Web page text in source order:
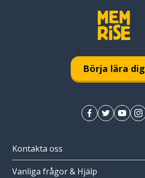
Börja lära dig
Kontakta oss
Vanliga frågor & Hjälp